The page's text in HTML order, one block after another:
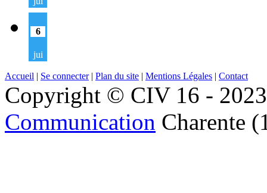
6
jui
Accueil | Se connecter| Plan du site | Mentions Légales | Contact
Copyright © CIV 16 -
Communication Charente